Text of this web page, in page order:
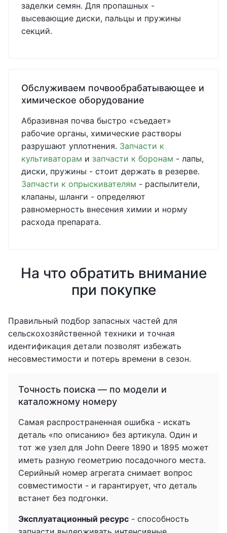
заделки семян. Для пропашных -
высевающие диски, пальцы и пружины
секций.
Обслуживаем почвообрабатывающее и
химическое оборудование
Абразивная почва быстро «съедает»
рабочие органы, химические растворы
разрушают уплотнения. Запчасти к
культиваторам и запчасти к боронам - лапы,
диски, пружины - стоит держать в резерве.
Запчасти к опрыскивателям - распылители,
клапаны, шланги - определяют
равномерность внесения химии и норму
расхода препарата.
На что обратить внимание
при покупке
Правильный подбор запасных частей для
сельскохозяйственной техники и точная
идентификация детали позволят избежать
несовместимости и потерь времени в сезон.
Точность поиска — по модели и
каталожному номеру
Самая распространенная ошибка - искать
деталь «по описанию» без артикула. Один и
тот же узел для John Deere 1890 и 1895 может
иметь разную геометрию посадочного места.
Серийный номер агрегата снимает вопрос
совместимости - и гарантирует, что деталь
встанет без подгонки.
Эксплуатационный ресурс - способность